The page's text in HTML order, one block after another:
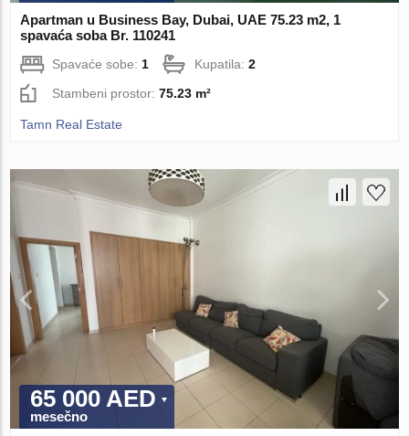
Apartman u Business Bay, Dubai, UAE 75.23 m2, 1
spavaća soba Br. 110241
Spavaće sobe: 1 Kupatila:2
Stambeni prostor:75.23 m²
Tamn Real Estate
65 000 AED
mesečno